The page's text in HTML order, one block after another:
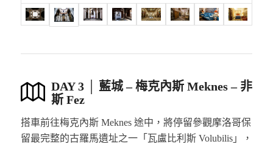
DAY 3 │ 藍城 – 梅克內斯 Meknes – 非
斯 Fez
搭車前往梅克內斯 Meknes 途中，將停留參觀摩洛哥保
留最完整的古羅馬遺址之一「瓦盧比利斯 Volubilis」，